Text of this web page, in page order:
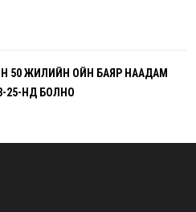
50 ЖИЛИЙН ОЙН БАЯР НААДАМ
25-НД БОЛНО